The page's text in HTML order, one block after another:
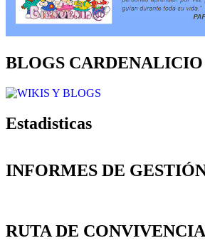
BLOGS CARDENALICIO
Estadisticas
INFORMES DE
RUTA DE